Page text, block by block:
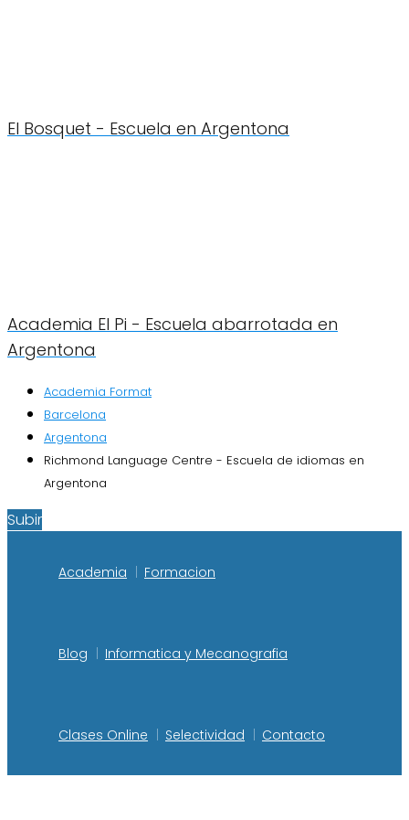
El Bosquet - Escuela en Argentona
Academia El Pi - Escuela abarrotada en
Argentona
Academia Format
Barcelona
Argentona
Richmond Language Centre - Escuela de idiomas en
Argentona
Subir
Academia Formacion
Blog Informatica y Mecanografia
Clases Online Selectividad Contacto